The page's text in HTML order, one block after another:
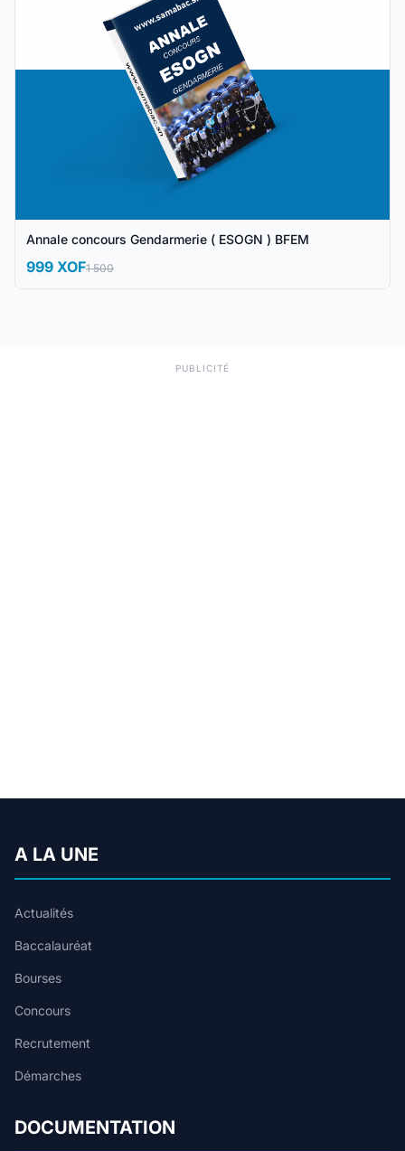
Annale concours Gendarmerie ( ESOGN ) BFEM
999 XOF1 500
PUBLICITÉ
A LA UNE
Actualités
Baccalauréat
Bourses
Concours
Recrutement
Démarches
DOCUMENTATION